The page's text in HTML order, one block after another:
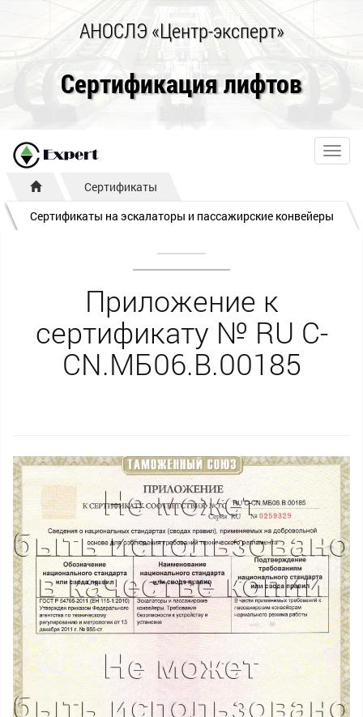
АНОСЛЭ «Центр-эксперт»
Сертификация лифтов
Сертификаты
Сертификаты на эскалаторы и пассажирские конвейеры
Приложение к
сертификату № RU С-
CN.МБ06.B.00185